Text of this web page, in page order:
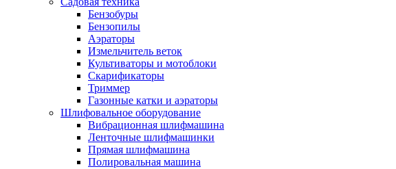
Бензобуры
Бензопилы
Аэраторы
Измельчитель веток
Культиваторы и мотоблоки
Скарификаторы
Триммер
Газонные катки и аэраторы
Шлифовальное оборудование
Вибрационная шлифмашина
Ленточные шлифмашинки
Прямая шлифмашина
Полировальная машина